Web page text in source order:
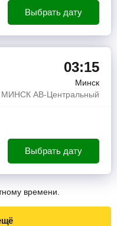
Выбрать дату
03:15
Минск
МИНСК АВ-Центральный
Выбрать дату
времени.